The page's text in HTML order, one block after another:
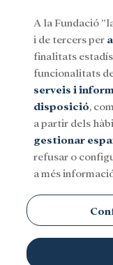
Menu
SocialInvestigació
A la Fundació
i de tercers per
finalitats
funcionalitats
serveis i
disposició,
a partir dels
gestionar
refusar o
a més